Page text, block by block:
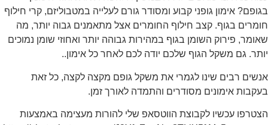
בגופם? אימון גופני קבוע ומסודר גורם לעלייה במטבוליזם, קרי חילוף
חומרים בגוף. קצב חילוף החומרים אצל מתאמנים גבוה יותר, מה
שאומר, פירוק השומן בגוף במהירות גבוהה יותר ואחוזי שומן נמוכים
יותר. גם משקל הגוף שלכם יודה לכם לאחר כל אימון..
אנשים רבים שינו לגמרי את משקל גופם מקצה לקצה, כל זאת
בעקבות אימונים מסודרים והתמדה לאורך זמן.
הצטרפו עכשיו לקבוצת הווטסאפ שלי להורות מעצימה באמצעות